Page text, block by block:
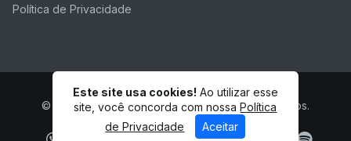
Política de Privacidade
© REDE WTJMINAS - Todos os direitos reservados.
Este site usa cookies! Ao utilizar esse
site, você concorda com nossaPolítica
de Privacidade
Aceitar